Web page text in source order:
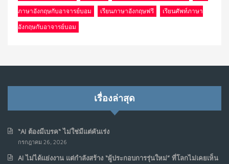
ภาษาอังกฤษกับอาจารย์บอม เรียนภาษาอังกฤษฟรี เรียนศัพท์ภาษา
อังกฤษกับอาจารย์บอม
เรื่องล่าสุด
“AI ต้องมีเบรค“ ไม่ใช่มีแต่คันเร่ง
กรกฎาคม 26, 2026
AI ไม่ได้แย่งงาน แต่กำลังสร้าง “ผู้ประกอบการรุ่นใหม่” ที่โลกไม่เคยเห็น